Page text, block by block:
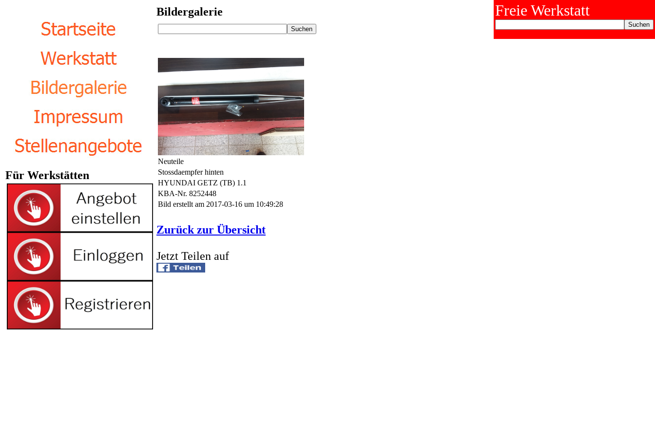
Freie Werkstatt
Für Werkstätten
Bildergalerie
Neuteile
Stossdaempfer hinten
HYUNDAI GETZ (TB) 1.1
KBA-Nr. 8252448
Bild erstellt am 2017-03-16 um 10:49:28
Zurück zur Übersicht
Jetzt Teilen auf